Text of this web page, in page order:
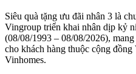
Siêu quà tặng ưu đãi nhân 3 là
Vingroup triển khai nhân dịp kỷ
(08/08/1993 – 08/08/2026),
cho khách hàng thuộc cộng
Vinhomes.